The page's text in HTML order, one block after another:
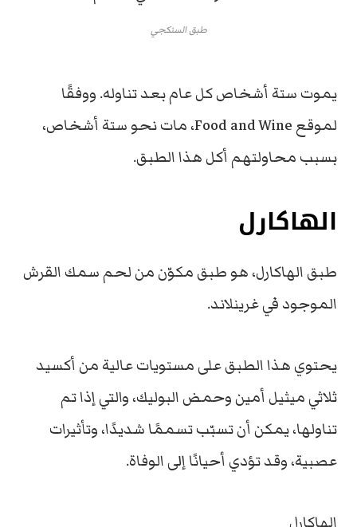
طبق السنكجي
يموت ستة أشخاص كل عام بعد تناوله. ووفقًا
لموقع Food and Wine، مات نحو ستة أشخاص،
بسبب محاولتهم أكل هذا الطبق.
الهاكارل
طبق الهاكارل، هو طبق مكوّن من لحم سمك القرش
الموجود في غرينلاند.
يحتوي هذا الطبق على مستويات عالية من أكسيد
ثلاثي ميثيل أمين وحمض البوليك، والتي إذا تم
تناولها، يمكن أن تسبّب تسممًا شديدًا، وتأثيرات
عصبية، وقد تؤدي أحيانًا إلى الوفاة.